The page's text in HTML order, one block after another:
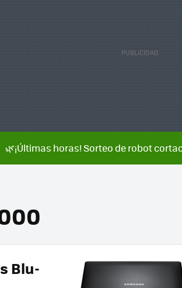
🌿¡Últimas horas! Sorteo de robot
Blu-